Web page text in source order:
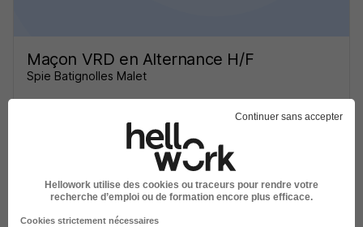
Maçon VRD en Alternance H/F
Spie Batignolles Malet
Temps partiel
Cette offre n’est plus disponible depuis le 11/05/26
Continuer sans accepter
Hellowork utilise des cookies ou traceurs pour rendre votre
recherche d’emploi ou de formation encore plus efficace.
Cookies strictement nécessaires